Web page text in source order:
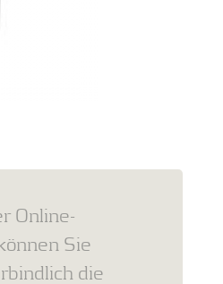
Online-
Sie
die